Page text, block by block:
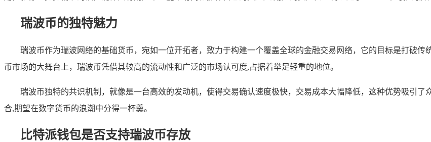
瑞波币的独特魅力
瑞波币作为瑞波网络的基础货币，宛如一位开拓者，致力于构建一个覆盖全球的金融交易网络，它的目标是打破
币市场的大舞台上，瑞波币凭借其较高的流动性和广泛的市场认可度,占据着举足轻重的地位。
瑞波币独特的共识机制，就像是一台高效的发动机，使得交易确认速度极快，交易成本大幅降低，这种优势吸引
合,期望在数字货币的浪潮中分得一杯羹。
比特派钱包是否支持瑞波币存放